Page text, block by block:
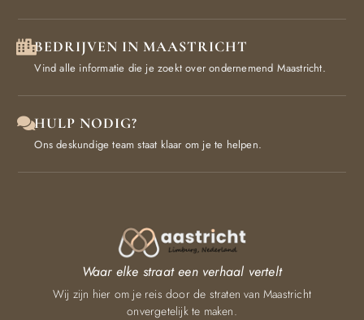
BEDRIJVEN IN MAASTRICHT
Vind alle informatie die je zoekt over ondernemend Maastricht.
HULP NODIG?
Ons deskundige team staat klaar om je te helpen.
Waar elke straat een verhaal vertelt
Wij zijn hier om je reis door de straten van Maastricht
onvergetelijk te maken.